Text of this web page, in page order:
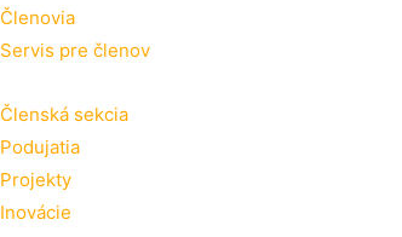
Členovia
Servis pre členov
Členská sekcia
Podujatia
Projekty
Inovácie